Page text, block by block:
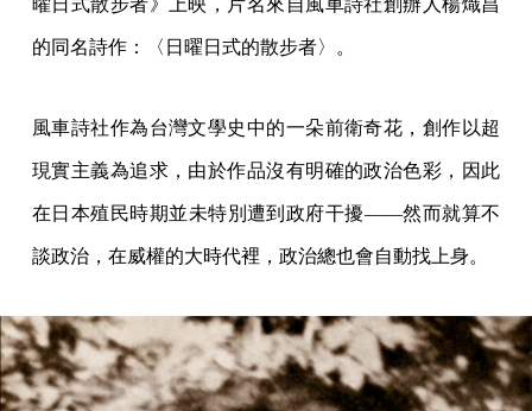
曜日式散步者》上映，片名來自風車詩社創辦人楊熾昌
的同名詩作：〈日曜日式的散步者〉。
風車詩社作為台灣文學史中的一朵前衛奇花，創作以超
現實主義為追求，由於作品沒有明確的政治色彩，因此
在日本殖民時期並未特別遭到政府干擾——然而就算不
談政治，在威權的大時代裡，政治總也會自動找上身。